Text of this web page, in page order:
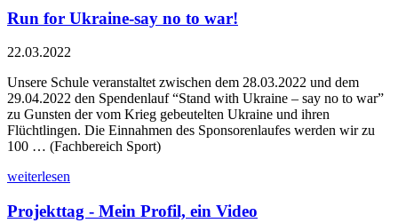
Run for Ukraine-say no to war!
22.03.2022
Unsere Schule veranstaltet zwischen dem 28.03.2022 und dem
29.04.2022 den Spendenlauf “Stand with Ukraine – say no to war”
zu Gunsten der vom Krieg gebeutelten Ukraine und ihren
Flüchtlingen. Die Einnahmen des Sponsorenlaufes werden wir zu
100 … (Fachbereich Sport)
weiterlesen
Projekttag - Mein Profil, ein Video